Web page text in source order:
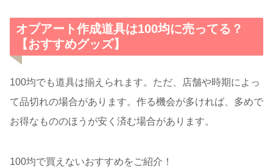
オブアート作成道具は100均に売ってる？
【おすすめグッズ】
100均でも道具は揃えられます。ただ、店舗や時期によっ
て品切れの場合があります。作る機会が多ければ、多めで
お得なもののほうが安く済む場合があります。
100均で買えないおすすめをご紹介！